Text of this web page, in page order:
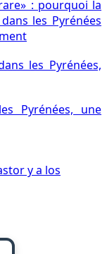
: pourquoi la
les Pyrénées
les Pyrénées,
Pyrénées, une
y a los